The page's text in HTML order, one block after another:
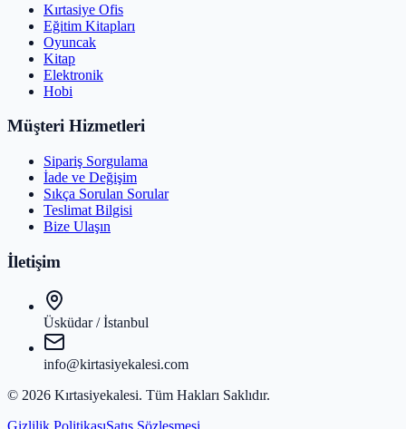
Kırtasiye Ofis
Eğitim Kitapları
Oyuncak
Kitap
Elektronik
Hobi
Müşteri Hizmetleri
Sipariş Sorgulama
İade ve Değişim
Sıkça Sorulan Sorular
Teslimat Bilgisi
Bize Ulaşın
İletişim
Üsküdar / İstanbul
info@kirtasiyekalesi.com
© 2026 Kırtasiyekalesi. Tüm Hakları Saklıdır.
Gizlilik PolitikasıSatış Sözleşmesi